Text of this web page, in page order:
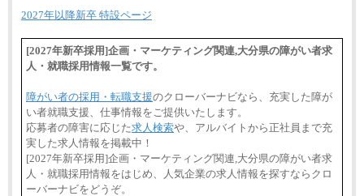
2027年以降新卒 特設ページ
[2027年新卒採用]企画・マーケティング関連,大分県の障がい者求
人・就職採用情報一覧です。
障がい者の採用・転職支援のクローバーナビなら、充実した障が
い者就職支援、仕事情報をご提供いたします。
応募者の障害に応じた求人検索や、アルバイトから正社員まで充
実した求人情報を掲載中！
[2027年新卒採用]企画・マーケティング関連,大分県の障がい者求
人・就職採用情報をはじめ、人気企業の求人情報を探すならクロ
ーバーナビをどうぞ。